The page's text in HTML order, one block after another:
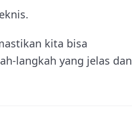
kita bisa
langkah yang jelas dan